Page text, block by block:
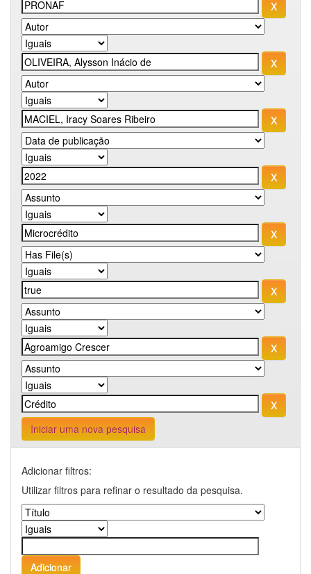
Iniciar uma nova pesquisa
Adicionar filtros:
Utilizar filtros para refinar o resultado da pesquisa.